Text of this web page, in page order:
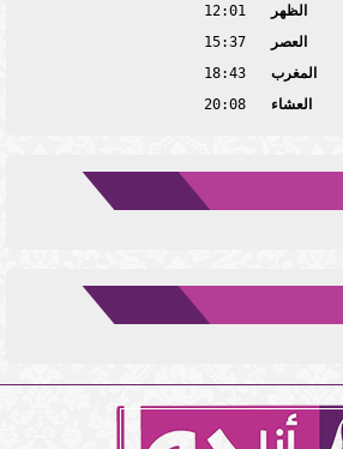
الظهر
12:01
العصر
15:37
المغرب
18:43
العشاء
20:08